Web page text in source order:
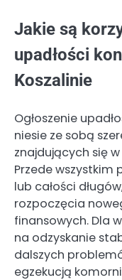
Jakie są
upadłości
Koszalinie
Ogłoszenie
niesie ze sobą
znajdujących się
Przede wszystkim
lub całości
rozpoczęcia
finansowych. Dla
na odzyskanie
dalszych
egzekucją